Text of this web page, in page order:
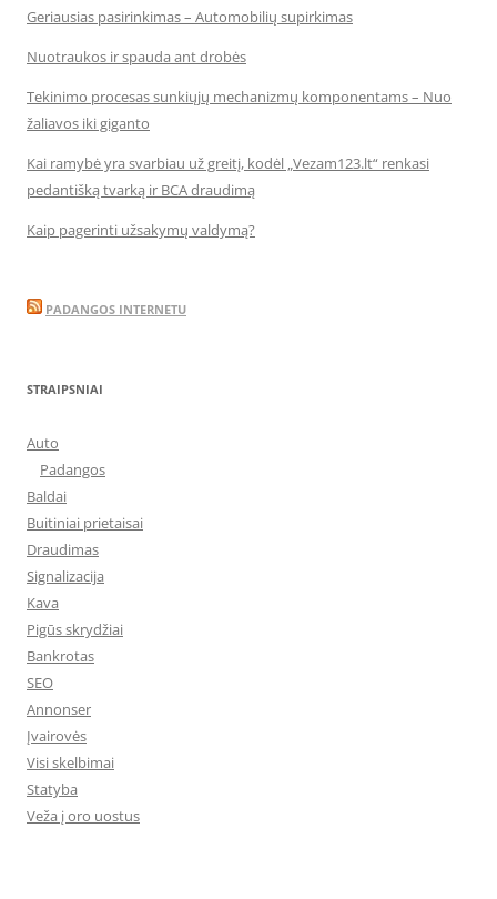
Geriausias pasirinkimas – Automobilių supirkimas
Nuotraukos ir spauda ant drobės
Tekinimo procesas sunkiųjų mechanizmų komponentams – Nuo
žaliavos iki giganto
Kai ramybė yra svarbiau už greitį, kodėl „Vezam123.lt“ renkasi
pedantišką tvarką ir BCA draudimą
Kaip pagerinti užsakymų valdymą?
PADANGOS INTERNETU
STRAIPSNIAI
Auto
Padangos
Baldai
Buitiniai prietaisai
Draudimas
Signalizacija
Kava
Pigūs skrydžiai
Bankrotas
SEO
Annonser
Įvairovės
Visi skelbimai
Statyba
Veža į oro uostus